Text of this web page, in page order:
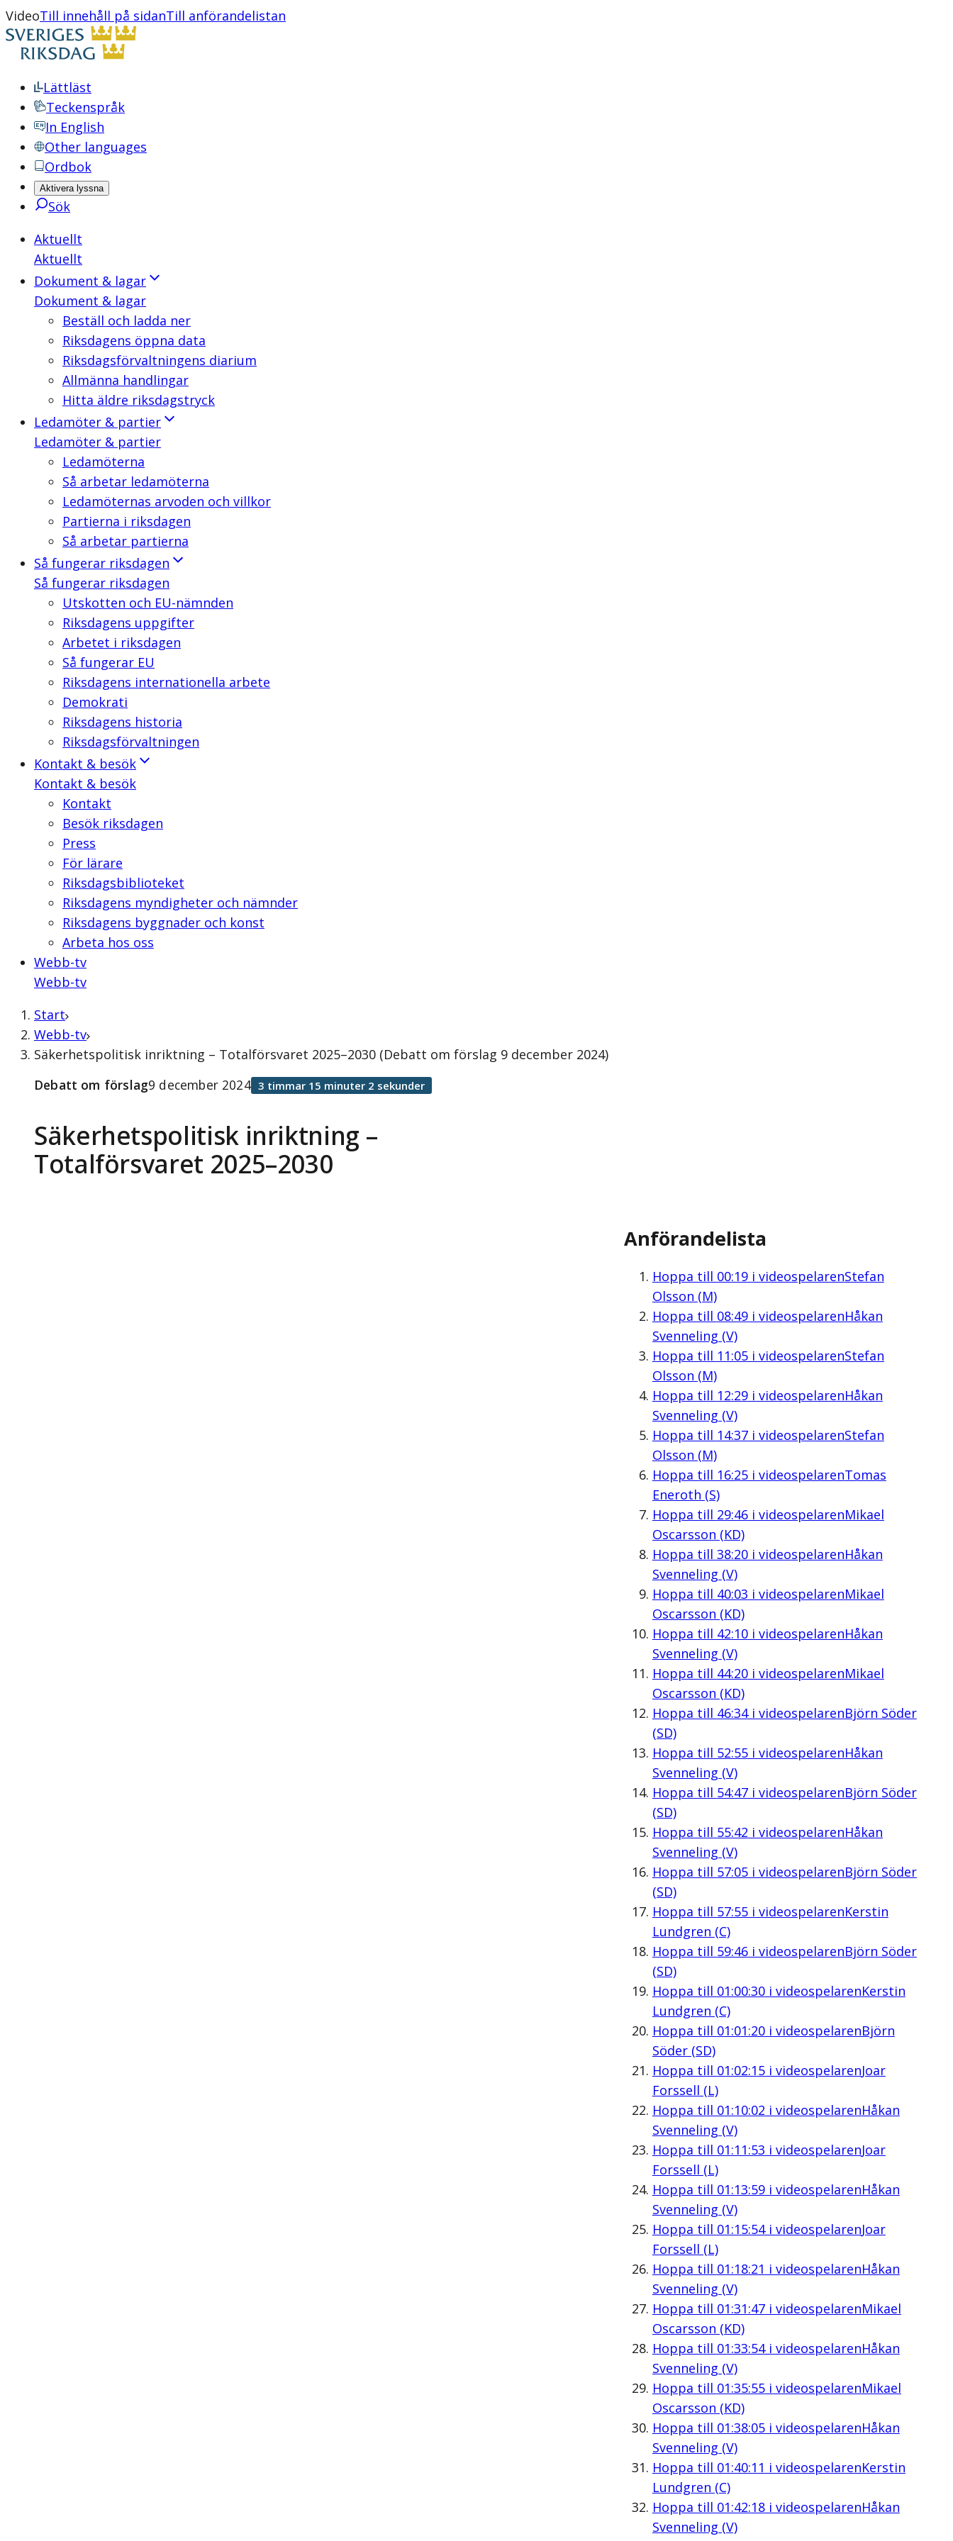
VideoTill innehåll på sidanTill anförandelistan
Lättläst
Teckenspråk
In English
Other languages
Ordbok
Aktivera lyssna
Sök
Aktuellt
Aktuellt
Dokument & lagar
Dokument & lagar
Beställ och ladda ner
Riksdagens öppna data
Riksdagsförvaltningens diarium
Allmänna handlingar
Hitta äldre riksdagstryck
Ledamöter & partier
Ledamöter & partier
Ledamöterna
Så arbetar ledamöterna
Ledamöternas arvoden och villkor
Partierna i riksdagen
Så arbetar partierna
Så fungerar riksdagen
Så fungerar riksdagen
Utskotten och EU-nämnden
Riksdagens uppgifter
Arbetet i riksdagen
Så fungerar EU
Riksdagens internationella arbete
Demokrati
Riksdagens historia
Riksdagsförvaltningen
Kontakt & besök
Kontakt & besök
Kontakt
Besök riksdagen
Press
För lärare
Riksdagsbiblioteket
Riksdagens myndigheter och nämnder
Riksdagens byggnader och konst
Arbeta hos oss
Webb-tv
Webb-tv
Start
Webb-tv
Säkerhetspolitisk inriktning – Totalförsvaret 2025–2030 (Debatt om förslag 9 december 2024)
Säkerhetspolitisk inriktning –
Totalförsvaret 2025–2030
Debatt om förslag9 december 2024 3 timmar 15 minuter 2 sekunder
Anförandelista
Hoppa till 00:19i videospelarenStefan
Olsson (M)
Hoppa till 08:49i videospelarenHåkan
Svenneling (V)
Hoppa till 11:05i videospelarenStefan
Olsson (M)
Hoppa till 12:29i videospelarenHåkan
Svenneling (V)
Hoppa till 14:37i videospelarenStefan
Olsson (M)
Hoppa till 16:25i videospelarenTomas
Eneroth (S)
Hoppa till 29:46i videospelarenMikael
Oscarsson (KD)
Hoppa till 38:20i videospelarenHåkan
Svenneling (V)
Hoppa till 40:03 i videospelarenMikael
Oscarsson (KD)
Hoppa till 42:10i videospelarenHåkan
Svenneling (V)
Hoppa till 44:20i videospelarenMikael
Oscarsson (KD)
Hoppa till 46:34i videospelarenBjörn Söder
(SD)
Hoppa till 52:55i videospelarenHåkan
Svenneling (V)
Hoppa till 54:47i videospelarenBjörn Söder
(SD)
Hoppa till 55:42 i videospelarenHåkan
Svenneling (V)
Hoppa till 57:05i videospelarenBjörn Söder
(SD)
Hoppa till 57:55i videospelarenKerstin
Lundgren (C)
Hoppa till 59:46i videospelarenBjörn Söder
(SD)
Hoppa till 01:00:30i videospelarenKerstin
Lundgren (C)
Hoppa till 01:01:20i videospelarenBjörn
Söder (SD)
Hoppa till 01:02:15i videospelarenJoar
Forssell (L)
Hoppa till 01:10:02 i videospelarenHåkan
Svenneling (V)
Hoppa till 01:11:53 i videospelarenJoar
Forssell (L)
Hoppa till 01:13:59i videospelarenHåkan
Svenneling (V)
Hoppa till 01:15:54i videospelarenJoar
Forssell (L)
Hoppa till 01:18:21 i videospelarenHåkan
Svenneling (V)
Hoppa till 01:31:47i videospelarenMikael
Oscarsson (KD)
Hoppa till 01:33:54i videospelarenHåkan
Svenneling (V)
Hoppa till 01:35:55i videospelarenMikael
Oscarsson (KD)
Hoppa till 01:38:05i videospelarenHåkan
Svenneling (V)
Hoppa till 01:40:11 i videospelarenKerstin
Lundgren (C)
Hoppa till 01:42:18i videospelarenHåkan
Svenneling (V)